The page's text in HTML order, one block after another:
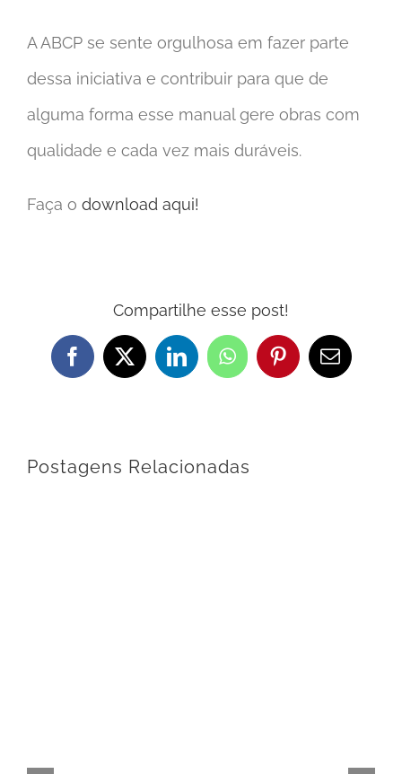
A ABCP se sente orgulhosa em fazer parte
dessa iniciativa e contribuir para que de
alguma forma esse manual gere obras com
qualidade e cada vez mais duráveis.
Faça o download aqui!
Compartilhe esse post!
Facebook
X LinkedInWhatsApp
Pinterest
E-
mail
Postagens Relacionadas